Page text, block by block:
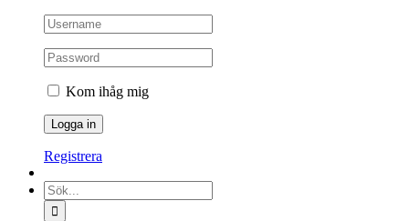
Kom ihåg mig
Registrera
Sök
efter: